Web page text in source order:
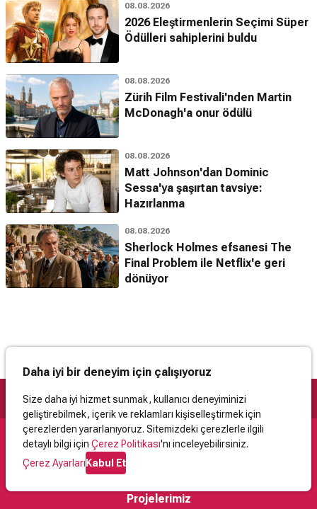
08.08.2026
2026 Eleştirmenlerin Seçimi Süper
Ödülleri sahiplerini buldu
08.08.2026
Zürih Film Festivali'nden Martin
McDonagh'a onur ödülü
08.08.2026
Matt Johnson'dan Dominic
Sessa'ya şaşırtan tavsiye:
Hazırlanma
08.08.2026
Sherlock Holmes efsanesi The
Final Problem ile Netflix'e geri
dönüyor
Daha iyi bir deneyim için çalışıyoruz
Size daha iyi hizmet sunmak, kullanıcı deneyiminizi
geliştirebilmek, içerik ve reklamları kişiselleştirmek için
çerezlerden yararlanıyoruz. Sitemizdeki çerezlerle ilgili
detaylı bilgi için Çerez Politikası'nı inceleyebilirsiniz.
Çerez AyarlarıKabul Et
Destek
İletişimYardımKullanıcı Sözleşmesi
Projelerimiz